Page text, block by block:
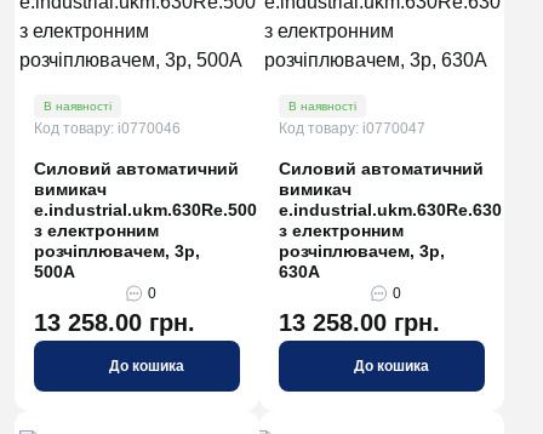
В наявності
Код товару: i0770046
Силовий автоматичний
вимикач
e.industrial.ukm.630Re.500
з електронним
розчіплювачем, 3р,
500А
0
13 258.00 грн.
До кошика
В наявності
Код товару: i0770047
Силовий автоматичний
вимикач
e.industrial.ukm.630Re.630
з електронним
розчіплювачем, 3р,
630А
0
13 258.00 грн.
До кошика